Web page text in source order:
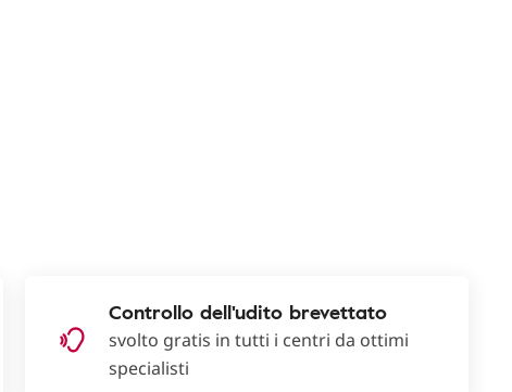
Controllo dell'udito brevettato
svolto gratis in tutti i centri da ottimi
specialisti